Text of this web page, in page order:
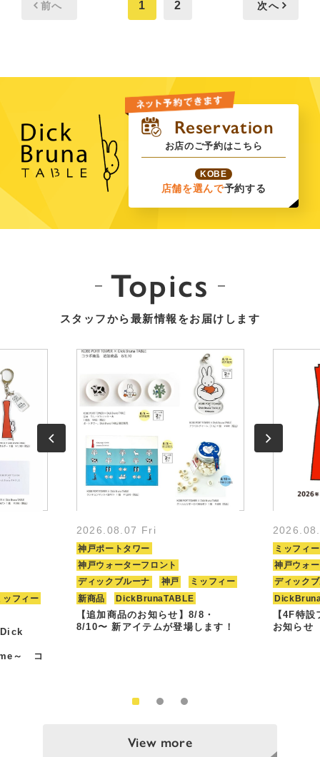
前へ 1 2 次へ
お店のご予約はこちら
KOBE
店舗を選んで予約する
Topics
スタッフから最新情報をお届けします
ッフィー
～ コ
2026.08.07 Fri
神戸ポートタワー
神戸ウォーターフロント
ディックブルーナ
神戸
ミッフィー
新商品
DickBrunaTABLE
【追加商品のお知らせ】8/8・
8/10〜 新アイテムが登場します！
ミッフィー
神戸ウォ
ディック
【4F特
お知らせ
View more